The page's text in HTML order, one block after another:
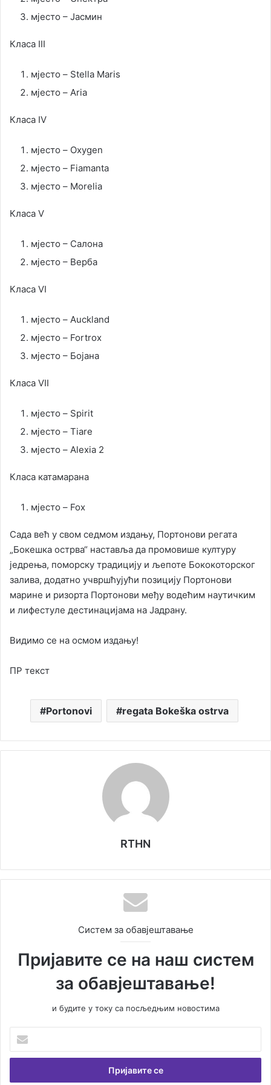
мјесто – Јасмин
Класа III
мјесто – Stella Maris
мјесто – Aria
Класа IV
мјесто – Oxygen
мјесто – Fiamanta
мјесто – Morelia
Класа V
мјесто – Салона
мјесто – Верба
Класа VI
мјесто – Auckland
мјесто – Fortrox
мјесто – Бојана
Класа VII
мјесто – Spirit
мјесто – Tiare
мјесто – Alexia 2
Класа катамарана
мјесто – Fox
Сада већ у свом седмом издању, Портонови регата
„Бокешка острва“ наставља да промовише културу
једрења, поморску традицију и љепоте Бококоторског
залива, додатно учвршћујући позицију Портонови
марине и ризорта Портонови међу водећим наутичким
и лифестyле дестинацијама на Јадрану.
Видимо се на осмом издању!
ПР текст
Portonovi regata Bokeška ostrva
RTHN
Систем за обавјештавање
Пријавите се на наш систем
за обавјештавање!
и будите у току са посљедњим новостима
е